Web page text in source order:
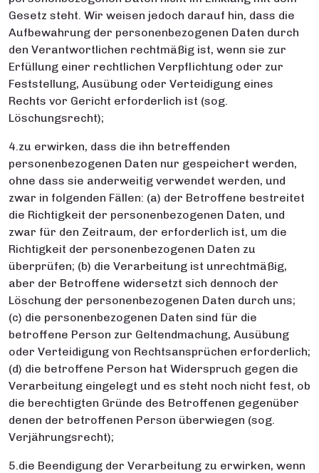
Gesetz steht. Wir weisen jedoch darauf hin, dass die
Aufbewahrung der personenbezogenen Daten durch
den Verantwortlichen rechtmäßig ist, wenn sie zur
Erfüllung einer rechtlichen Verpflichtung oder zur
Feststellung, Ausübung oder Verteidigung eines
Rechts vor Gericht erforderlich ist (sog.
Löschungsrecht);
4.zu erwirken, dass die ihn betreffenden
personenbezogenen Daten nur gespeichert werden,
ohne dass sie anderweitig verwendet werden, und
zwar in folgenden Fällen: (a) der Betroffene bestreitet
die Richtigkeit der personenbezogenen Daten, und
zwar für den Zeitraum, der erforderlich ist, um die
Richtigkeit der personenbezogenen Daten zu
überprüfen; (b) die Verarbeitung ist unrechtmäßig,
aber der Betroffene widersetzt sich dennoch der
Löschung der personenbezogenen Daten durch uns;
(c) die personenbezogenen Daten sind für die
betroffene Person zur Geltendmachung, Ausübung
oder Verteidigung von Rechtsansprüchen erforderlich;
(d) die betroffene Person hat Widerspruch gegen die
Verarbeitung eingelegt und es steht noch nicht fest, ob
die berechtigten Gründe des Betroffenen gegenüber
denen der betroffenen Person überwiegen (sog.
Verjährungsrecht);
5.die Beendigung der Verarbeitung zu erwirken, wenn